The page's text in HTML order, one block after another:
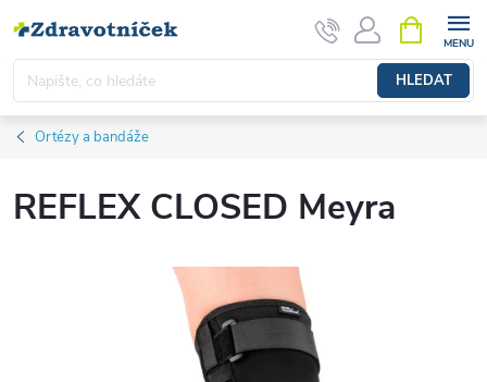
HLEDAT
Ortézy a bandáže
REFLEX CLOSED Meyra